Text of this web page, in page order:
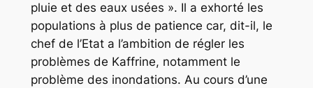
pluie et des eaux usées ». Il a exhorté les
populations à plus de patience car, dit-il, le
chef de l’Etat a l’ambition de régler les
problèmes de Kaffrine, notamment le
problème des inondations. Au cours d’une